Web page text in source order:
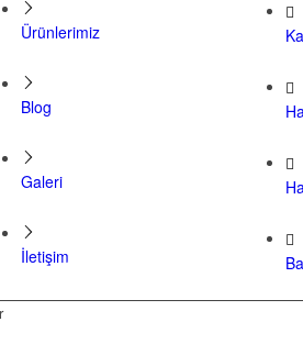
Ürünlerimiz
Blog
Galeri
İletişim